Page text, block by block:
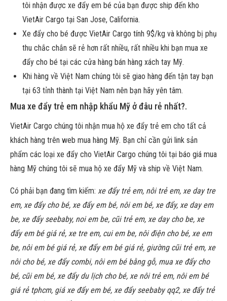
tôi nhận được xe đẩy em bé của bạn được ship đến kho
VietAir Cargo tại San Jose, California.
Xe đẩy cho bé được VietAir Cargo tính 9$/kg và không bị phụ
thu chắc chắn sẽ rẻ hơn rất nhiều, rất nhiều khi bạn mua xe
đẩy cho bé tại các cửa hàng bán hàng xách tay Mỹ.
Khi hàng về Việt Nam chúng tôi sẽ giao hàng đến tận tay bạn
tại 63 tỉnh thành tại Việt Nam nên bạn hãy yên tâm.
Mua xe đẩy trẻ em nhập khẩu Mỹ ở đâu rẻ nhất?.
VietAir Cargo chúng tôi nhận mua hộ xe đẩy trẻ em cho tất cả
khách hàng trên web mua hàng Mỹ. Bạn chỉ cần gửi link sản
phẩm các loại xe đẩy cho VietAir Cargo chúng tôi tại báo giá mua
hàng Mỹ chúng tôi sẽ mua hộ xe đẩy Mỹ và ship về Việt Nam.
Có phải bạn đang tìm kiếm: xe đẩy trẻ em, nôi trẻ em, xe day tre
em, xe đẩy cho bé, xe đẩy em bé, nôi em bé, xe đẩy, xe day em
be, xe đẩy seebaby, noi em be, cũi trẻ em, xe day cho be, xe
đẩy em bé giá rẻ, xe tre em, cui em be, nôi điện cho bé, xe em
be, nôi em bé giá rẻ, xe đẩy em bé giá rẻ, giường cũi trẻ em, xe
nôi cho bé, xe đẩy combi, nôi em bé bằng gỗ, mua xe đẩy cho
bé, cũi em bé, xe đẩy du lịch cho bé, xe nôi trẻ em, nôi em bé
giá rẻ tphcm, giá xe đẩy em bé, xe đẩy seebaby qq2, xe đẩy trẻ